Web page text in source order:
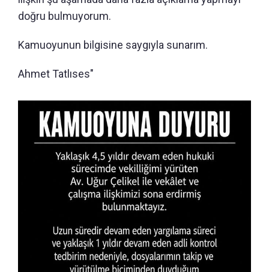
doğru bulmuyorum.
Kamuoyunun bilgisine saygıyla sunarım.
Ahmet Tatlıses"